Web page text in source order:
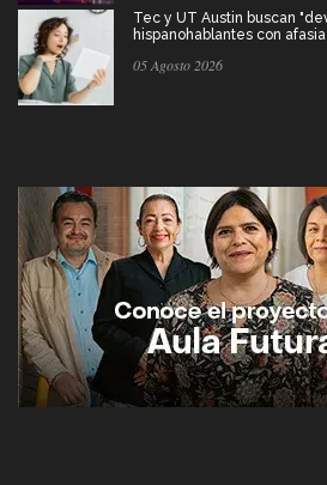
Tec y UT Austin buscan
hispanohablantes con afasia
05 Agosto 2026